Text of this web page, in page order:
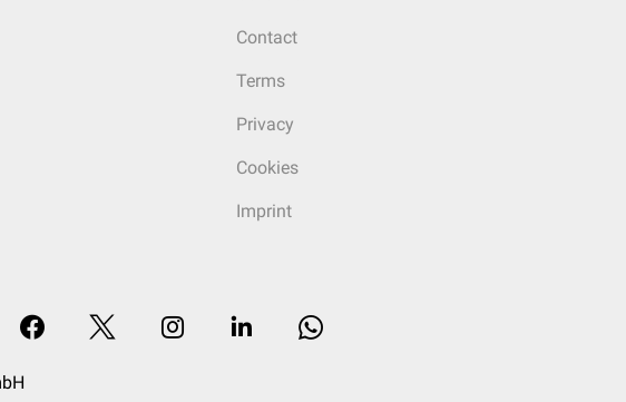
Contact
Terms
Privacy
Cookies
Imprint